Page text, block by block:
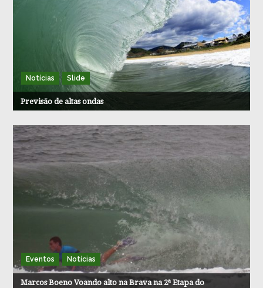
Notícias Slide
Previsão de altas ondas
Eventos Notícias
Marcos Boeno Voando alto na Brava na 2ª Etapa do